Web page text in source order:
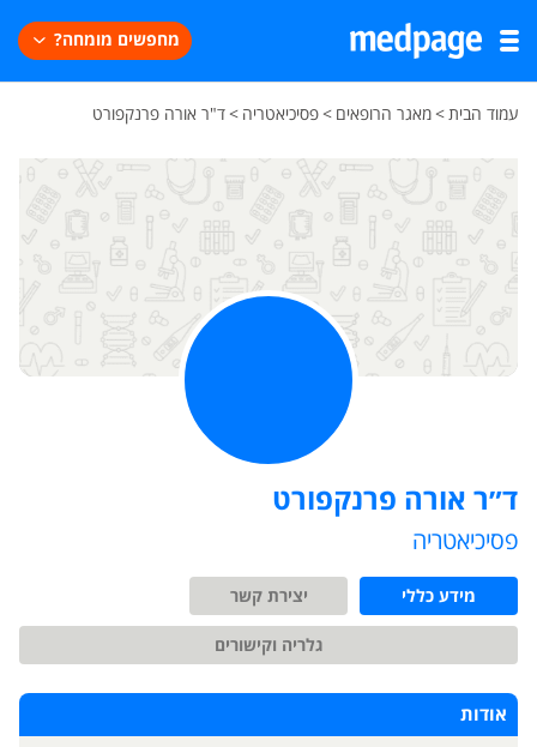
מחפשים מומחה?
עמוד הבית>מאגר הרופאים >פסיכיאטריה >ד"ר אורה פרנקפורט
ד״ר אורה פרנקפורט
פסיכיאטריה
מידע כללי יצירת קשר
גלריה וקישורים
אודות